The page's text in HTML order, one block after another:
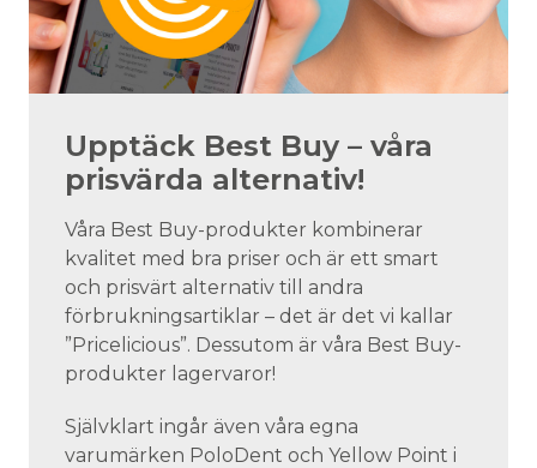
Upptäck Best Buy – våra
prisvärda alternativ!
Våra Best Buy-produkter kombinerar
kvalitet med bra priser och är ett smart
och prisvärt alternativ till andra
förbrukningsartiklar – det är det vi kallar
”Pricelicious”. Dessutom är våra Best Buy-
produkter lagervaror!
Självklart ingår även våra egna
varumärken PoloDent och Yellow Point i